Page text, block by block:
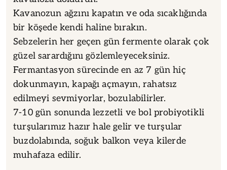
Kavanozun ağzını kapatın ve oda sıcaklığında
bir köşede kendi haline bırakın.
Sebzelerin her geçen gün fermente olarak çok
güzel sarardığını gözlemleyeceksiniz.
Fermantasyon sürecinde en az 7 gün hiç
dokunmayın, kapağı açmayın, rahatsız
edilmeyi sevmiyorlar, bozulabilirler.
7-10 gün sonunda lezzetli ve bol probiyotikli
turşularımız hazır hale gelir ve turşular
buzdolabında, soğuk balkon veya kilerde
muhafaza edilir.